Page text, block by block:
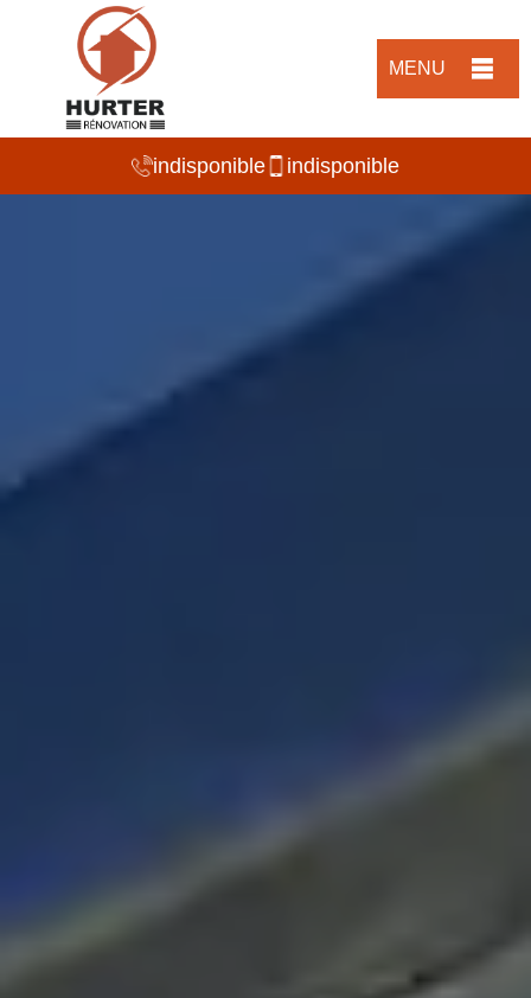
MENU
indisponible indisponible